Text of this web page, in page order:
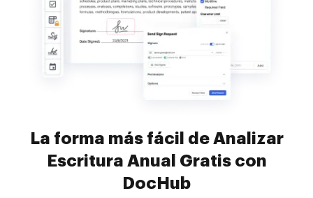
La forma más fácil de Analizar
Escritura Anual Gratis con
DocHub